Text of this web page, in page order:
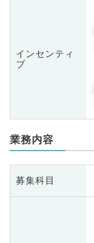
インセンティ
ブ
業務内容
募集科目